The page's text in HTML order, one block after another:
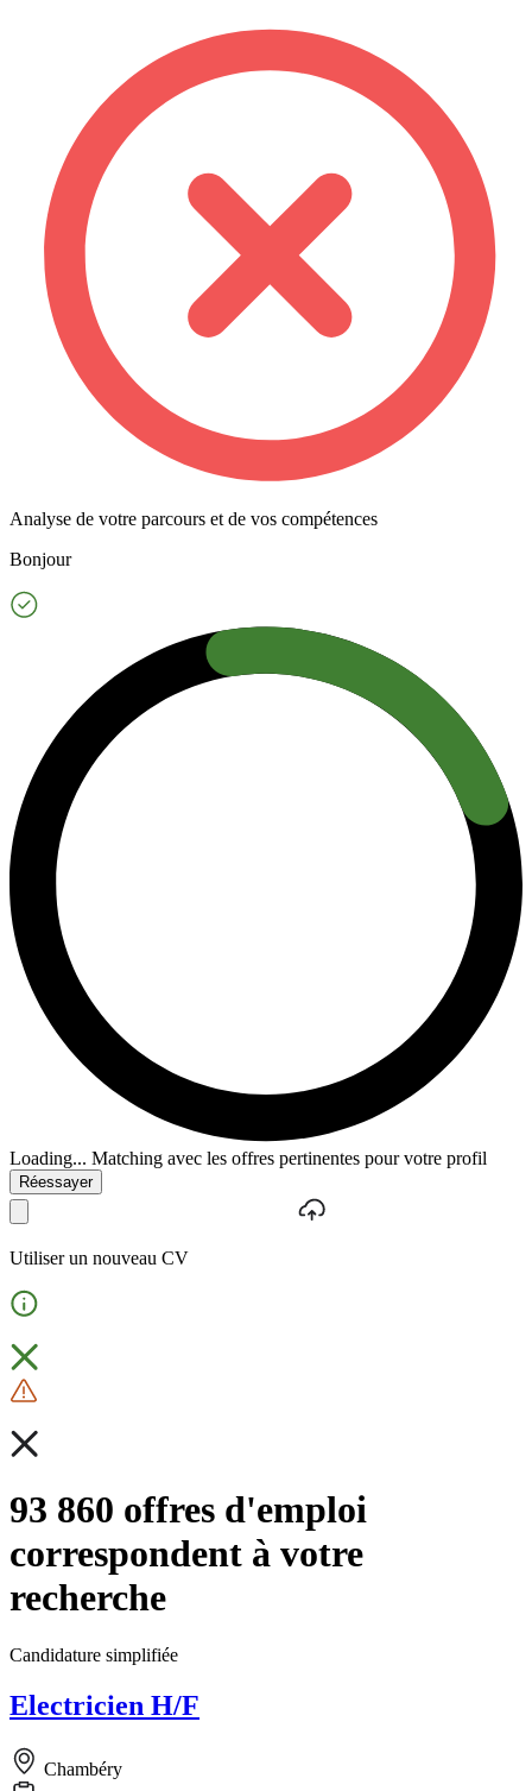
Analyse de votre parcours et de vos compétences
Bonjour
Loading... Matching avec les offres pertinentes pour votre profil
Réessayer
Utiliser un nouveau CV
93 860 offres d'emploi
correspondent à votre
recherche
Candidature simplifiée
Electricien H/F
Chambéry